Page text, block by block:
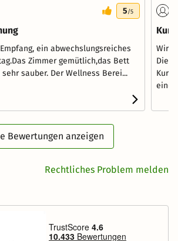
5/5
ein abwechslungsreiches
Zimmer gemütlich,das Bett
sauber. Der Wellness Berei...
Wir
Bewertungen anzeigen
Rechtliches Problem melden